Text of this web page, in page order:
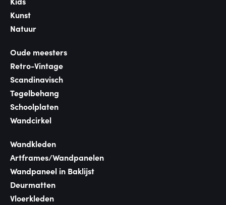
Kunst
Natuur
Oude meesters
Retro-Vintage
Scandinavisch
Tegelbehang
Schoolplaten
Wandcirkel
Wandkleden
Artframes/Wandpanelen
Wandpaneel in Baklijst
Deurmatten
Vloerkleden